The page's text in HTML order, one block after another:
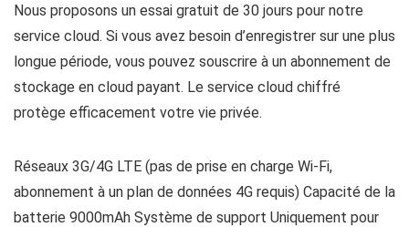
Nous proposons un essai gratuit de 30 jours pour notre
service cloud. Si vous avez besoin d’enregistrer sur une plus
longue période, vous pouvez souscrire à un abonnement de
stockage en cloud payant. Le service cloud chiffré
protège efficacement votre vie privée.
Réseaux 3G/4G LTE (pas de prise en charge Wi-Fi,
abonnement à un plan de données 4G requis) Capacité de la
batterie 9000mAh Système de support Uniquement pour